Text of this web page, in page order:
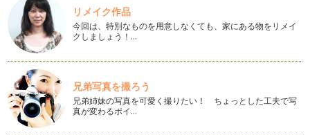
リメイク作品
今回は、特別なものを用意しなくても、家にある物をリメイ
クしましょう！…
兄弟写真を撮ろう
兄弟姉妹の写真を可愛く撮りたい！ ちょっとした工夫で写
真が変わるポイ…